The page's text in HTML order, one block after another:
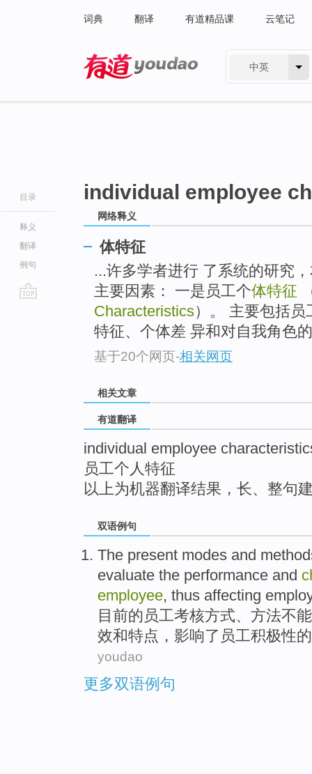
词典 翻译 有道精品课 云笔记
中英
目录
释义
翻译
例句
individual employee
网络释义
体特征
...许多学者进行 了系统的研究
主要因素： 一是员工个体特征
Characteristics）。 主要包括
特征、个体差 异和对自我角色
基于20个网页-相关网页
相关文章
有道翻译
individual employee
员工个人特征
以上为机器翻译结果，长、整句
双语例句
The present modes and
evaluate the performance and
employee, thus affecting
目前的 员工考核方式、 方法不能
效和特点 ， 影响了员工积极性
youdao
更多双语例句